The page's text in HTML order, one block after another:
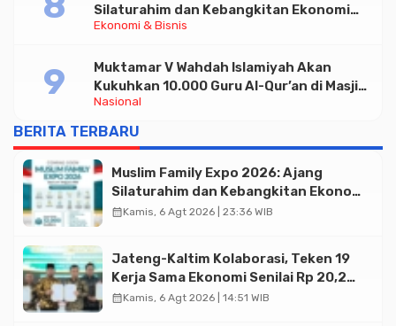
Ekonomi & Bisnis
Silaturahim dan Kebangkitan Ekonomi
Halal di Jakarta
Nasional
Muktamar V Wahdah Islamiyah Akan
Kukuhkan 10.000 Guru Al-Qur’an di Masjid
Istiqlal
BERITA TERBARU
Muslim Family Expo 2026: Ajang
Silaturahim dan Kebangkitan Ekonomi
Halal di Jakarta
calendar_monthKamis, 6 Agt 2026 | 23:36 WIB
Jateng-Kaltim Kolaborasi, Teken 19
Kerja Sama Ekonomi Senilai Rp 20,2
Triliun
calendar_monthKamis, 6 Agt 2026 | 14:51 WIB